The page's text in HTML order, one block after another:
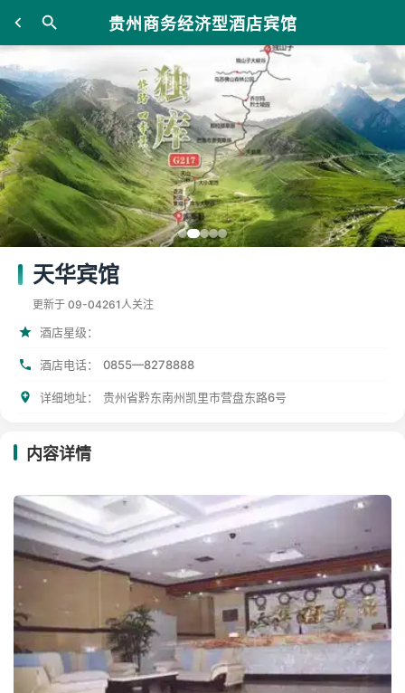
贵州商务经济型酒店宾馆
天华宾馆
更新于 09-04261人关注
酒店星级：
酒店电话： 0855—8278888
详细地址： 贵州省黔东南州凯里市营盘东路6号
内容详情